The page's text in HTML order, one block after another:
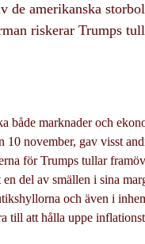
de amerikanska
riskerar Trumps
både marknader och
november, gav visst
för Trumps tullar
del av smällen i sina
och även i
till att hålla uppe